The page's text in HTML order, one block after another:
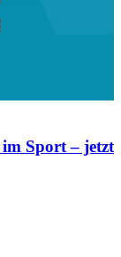
Sport – jetzt